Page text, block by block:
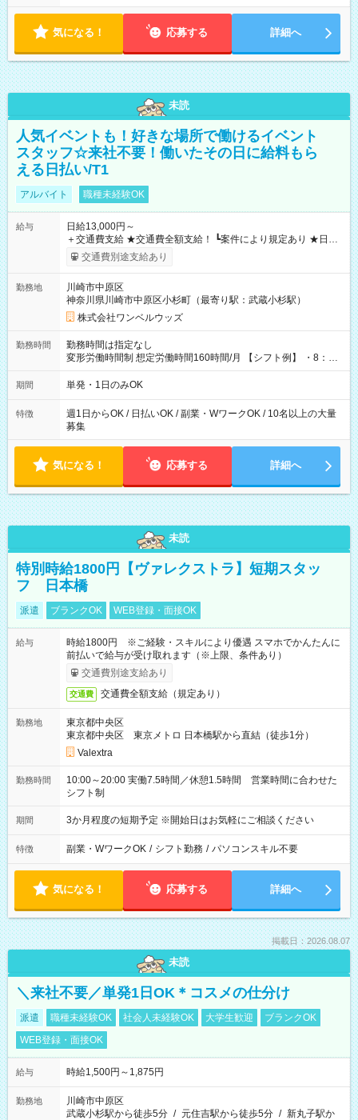
気になる！ 応募する 詳細へ
未読
人気イベントも！好きな場所で働けるイベント
スタッフ☆来社不要！働いたその日に給料もら
える日払い/T1
アルバイト 職種未経験OK
給与
日給13,000円～
＋交通費支給 ★交通費全額支給！ ┗案件により規定あり ★日払
いOK！（規定あり） ┗働いたその日に現金GET♪ お仕事後はコ
ンビニATMから 日払い分を引き落とせます！ 【試用期間】試
交通費別途支給あり
勤務地
川崎市中原区
神奈川県川崎市中原区小杉町（最寄り駅：武蔵小杉駅）
株式会社ワンベルウッズ
勤務時間
勤務時間は指定なし
変形労働時間制 想定労働時間160時間/月 【シフト例】 ・8：00
～21：00
期間 単発・1日のみOK
特徴
週1日からOK / 日払いOK / 副業・WワークOK / 10名以上の大量
募集
気になる！ 応募する 詳細へ
未読
特別時給1800円【ヴァレクストラ】短期スタッ
フ 日本橋
派遣 ブランクOK WEB登録・面接OK
給与
時給1800円 ※ご経験・スキルにより優遇 スマホでかんたんに
前払いで給与が受け取れます（※上限、条件あり）
交通費別途支給あり
交通費 交通費全額支給（規定あり）
勤務地
東京都中央区
東京都中央区 東京メトロ 日本橋駅から直結（徒歩1分）
Valextra
勤務時間
10:00～20:00 実働7.5時間／休憩1.5時間 営業時間に合わせた
シフト制
期間 3か月程度の短期予定 ※開始日はお気軽にご相談ください
特徴 副業・WワークOK / シフト勤務 / パソコンスキル不要
気になる！ 応募する 詳細へ
掲載日：2026.08.07
未読
＼来社不要／単発1日OK＊コスメの仕分け
派遣 職種未経験OK 社会人未経験OK 大学生歓迎
ブランクOK
WEB登録・面接OK
給与 時給1,500円～1,875円
勤務地
川崎市中原区
武蔵小杉駅から徒歩5分 / 元住吉駅から徒歩5分 / 新丸子駅か